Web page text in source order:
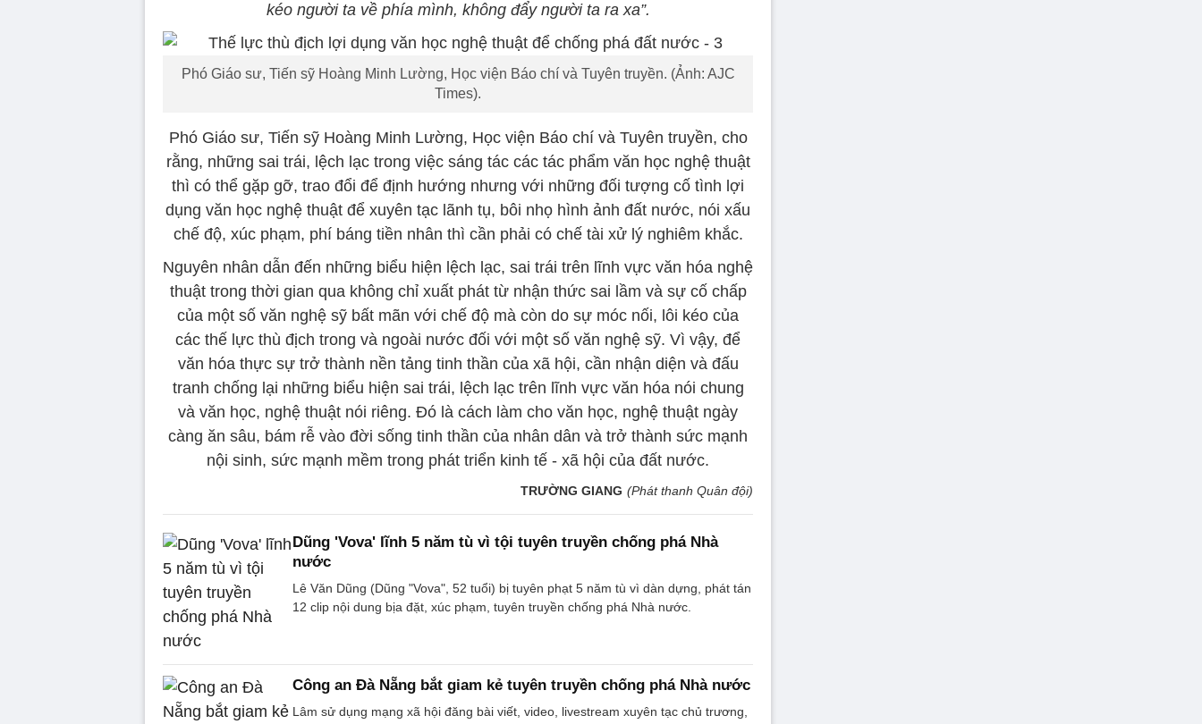
kéo người ta về phía mình, không đẩy người ta ra xa”.
Phó Giáo sư, Tiến sỹ Hoàng Minh Lường, Học viện Báo chí và Tuyên truyền. (Ảnh: AJC
Times).
Phó Giáo sư, Tiến sỹ Hoàng Minh Lường, Học viện Báo chí và Tuyên truyền, cho
rằng, những sai trái, lệch lạc trong việc sáng tác các tác phẩm văn học nghệ thuật
thì có thể gặp gỡ, trao đổi để định hướng nhưng với những đối tượng cố tình lợi
dụng văn học nghệ thuật để xuyên tạc lãnh tụ, bôi nhọ hình ảnh đất nước, nói xấu
chế độ, xúc phạm, phí báng tiền nhân thì cần phải có chế tài xử lý nghiêm khắc.
Nguyên nhân dẫn đến những biểu hiện lệch lạc, sai trái trên lĩnh vực văn hóa nghệ
thuật trong thời gian qua không chỉ xuất phát từ nhận thức sai lầm và sự cố chấp
của một số văn nghệ sỹ bất mãn với chế độ mà còn do sự móc nối, lôi kéo của
các thế lực thù địch trong và ngoài nước đối với một số văn nghệ sỹ. Vì vậy, để
văn hóa thực sự trở thành nền tảng tinh thần của xã hội, cần nhận diện và đấu
tranh chống lại những biểu hiện sai trái, lệch lạc trên lĩnh vực văn hóa nói chung
và văn học, nghệ thuật nói riêng. Đó là cách làm cho văn học, nghệ thuật ngày
càng ăn sâu, bám rễ vào đời sống tinh thần của nhân dân và trở thành sức mạnh
nội sinh, sức mạnh mềm trong phát triển kinh tế - xã hội của đất nước.
TRƯỜNG GIANG (Phát thanh Quân đội)
Dũng 'Vova' lĩnh 5 năm tù vì tội tuyên truyền chống phá Nhà
nước
Lê Văn Dũng (Dũng "Vova", 52 tuổi) bị tuyên phạt 5 năm tù vì dàn dựng, phát tán
12 clip nội dung bịa đặt, xúc phạm, tuyên truyền chống phá Nhà nước.
Công an Đà Nẵng bắt giam kẻ tuyên truyền chống phá Nhà nước
Lâm sử dụng mạng xã hội đăng bài viết, video, livestream xuyên tạc chủ trương,